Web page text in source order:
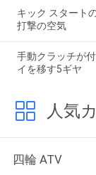
キック スタート
打撃の空気
手動クラッチが
イを移す5ギヤ
人気
四輪 ATV